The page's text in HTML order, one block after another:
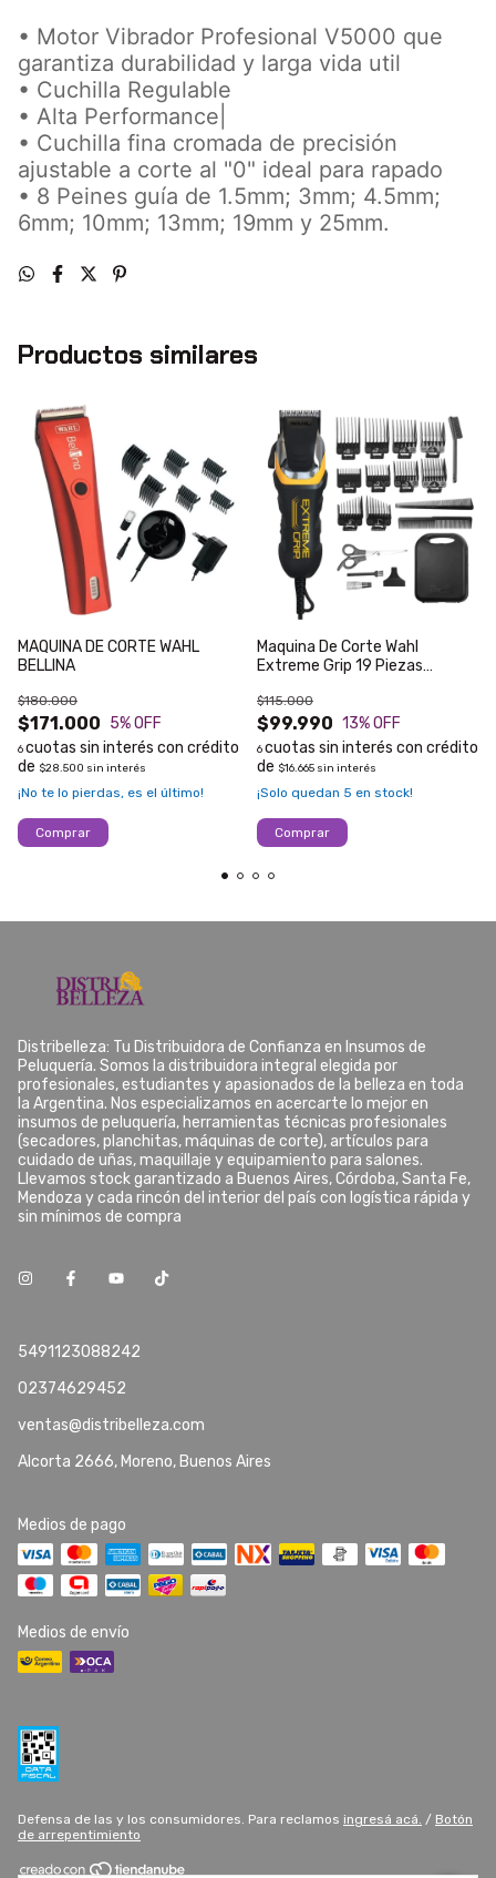
• Motor Vibrador Profesional V5000 que
garantiza durabilidad y larga vida util
• Cuchilla Regulable
• Alta Performance|
• Cuchilla fina cromada de precisión
ajustable a corte al "0" ideal para rapado
• 8 Peines guía de 1.5mm; 3mm; 4.5mm;
6mm; 10mm; 13mm; 19mm y 25mm.
Productos similares
MAQUINA DE CORTE WAHL
BELLINA
$171.000
$180.000
5% OFF
6
$28.500 sin interés
¡No te lo pierdas, es el último!
Maquina De Corte Wahl
Extreme Grip 19 Piezas
$99.990
$115.000
13% OFF
6
$16.665 sin interés
¡Solo quedan 5 en stock!
Distribelleza: Tu Distribuidora de Confianza en Insumos de
Peluquería. Somos la distribuidora integral elegida por
profesionales, estudiantes y apasionados de la belleza en toda
la Argentina. Nos especializamos en acercarte lo mejor en
insumos de peluquería, herramientas técnicas profesionales
(secadores, planchitas, máquinas de corte), artículos para
cuidado de uñas, maquillaje y equipamiento para salones.
Llevamos stock garantizado a Buenos Aires, Córdoba, Santa Fe,
Mendoza y cada rincón del interior del país con logística rápida y
sin mínimos de compra
5491123088242
02374629452
ventas@distribelleza.com
Alcorta 2666, Moreno, Buenos Aires
Medios de pago
Medios de envío
Defensa de las y los consumidores. Para reclamos ingresá acá. / Botón
de arrepentimiento